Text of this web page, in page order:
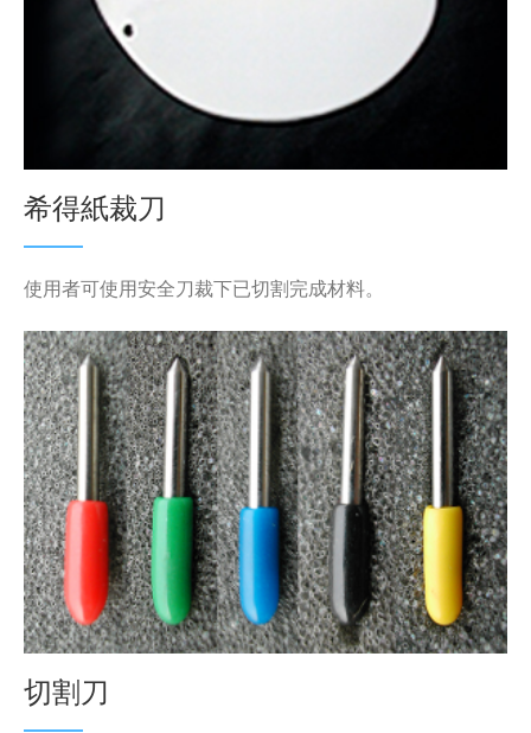
希得紙裁刀
使用者可使用安全刀裁下已切割完成材料。
切割刀